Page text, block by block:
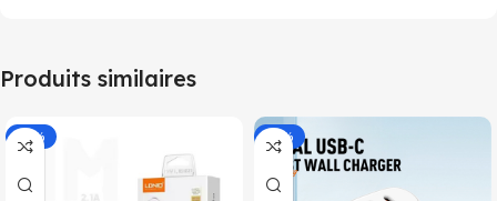
Produits similaires
-51% -28%